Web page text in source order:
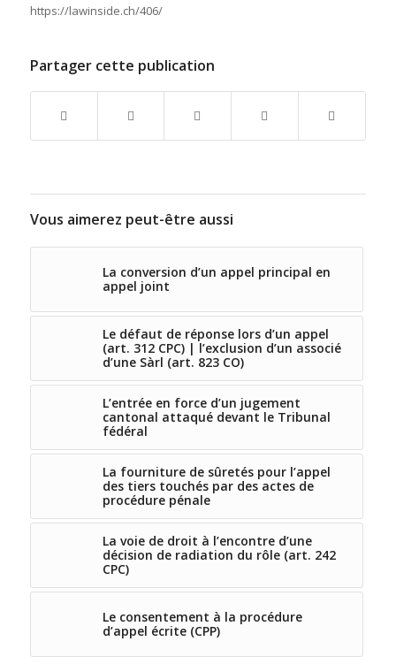
https://lawinside.ch/406/
Partager cette publication
Vous aimerez peut-être aussi
La conversion d’un appel principal en
appel joint
Le défaut de réponse lors d’un appel
(art. 312 CPC) | l’exclusion d’un associé
d’une Sàrl (art. 823 CO)
L’entrée en force d’un jugement
cantonal attaqué devant le Tribunal
fédéral
La fourniture de sûretés pour l’appel
des tiers touchés par des actes de
procédure pénale
La voie de droit à l’encontre d’une
décision de radiation du rôle (art. 242
CPC)
Le consentement à la procédure
d’appel écrite (CPP)